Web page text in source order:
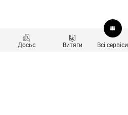
Досьє Витяги Всі сервіси